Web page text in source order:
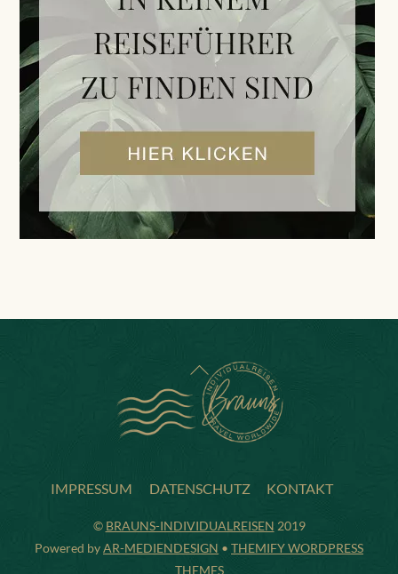
BACK
TO
TOP
IMPRESSUM DATENSCHUTZ KONTAKT
© BRAUNS-INDIVIDUALREISEN 2019
Powered byAR-MEDIENDESIGN • THEMIFY WORDPRESS
THEMES